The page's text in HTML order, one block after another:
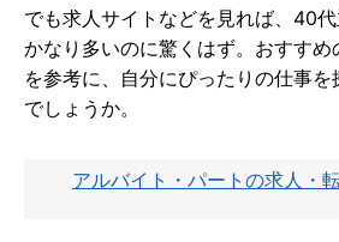
でも求人サイトなどを見れば、40
かなり多いのに驚くはず。おすす
を参考に、自分にぴったりの仕事
でしょうか。
アルバイト・パートの求人・